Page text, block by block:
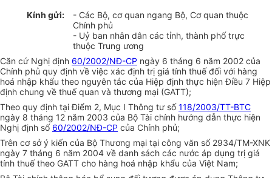
Kính gửi:
- Các Bộ, cơ quan ngang Bộ, Cơ quan thuộc
Chính phủ
- Uỷ ban nhân dân các tỉnh, thành phố trực
thuộc Trung ương
Căn cứ Nghị định 60/2002/NĐ-CP ngày 6 tháng 6 năm 2002 của
Chính phủ quy định về việc xác định trị giá tính thuế đối với hàng
hoá nhập khẩu theo nguyên tắc của Hiệp định thực hiện Điều 7 Hiệp
định chung về thuế quan và thương mại (GATT);
Theo quy định tại Điểm 2, Mục I Thông tư số118/2003/TT-BTC
ngày 8 tháng 12 năm 2003 của Bộ Tài chính hướng dẫn thực hiện
Nghị định số 60/2002/NĐ-CP của Chính phủ;
Trên cơ sở ý kiến của Bộ Thương mại tại công văn số 2934/TM-XNK
ngày 7 tháng 6 năm 2004 về danh sách các nước áp dụng trị giá
tính thuế theo GATT cho hàng hoá nhập khẩu của Việt Nam;